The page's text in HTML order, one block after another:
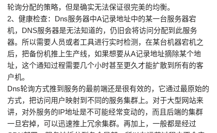
轮询分配的策略，但是确实无法保证很完美的均衡。
2、健康检查：Dns服务器中A记录地址中的某一台服务器宕
机，DNS服务器是无法知道的，仍旧会将访问分配到此服务
器。所以需要人员或者工具进行实时检测，在某台机器宕机之
后，把备份机推上生产线，如果想要从A记录地址摘除某个地
址，这个通知过程需要几个小时甚至更久才能扩散到所有的客
户机。
Dns轮询方式推到服务的最前端还是很有效的，它通过最原始的
方式，把访问用户映射到不同的服务集群上。对于大型网站来
讲，对外服务的IP地址是不可能经常变动的，而且后端的集群
一旦宕掉，可以迅速推上冗余集群。再加上，一般都是经过